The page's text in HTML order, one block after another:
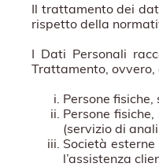
Il trattamento dei
rispetto della
I Dati Personali
Trattamento,
Persone
Persone
(servizio di
Società
l’assistenza